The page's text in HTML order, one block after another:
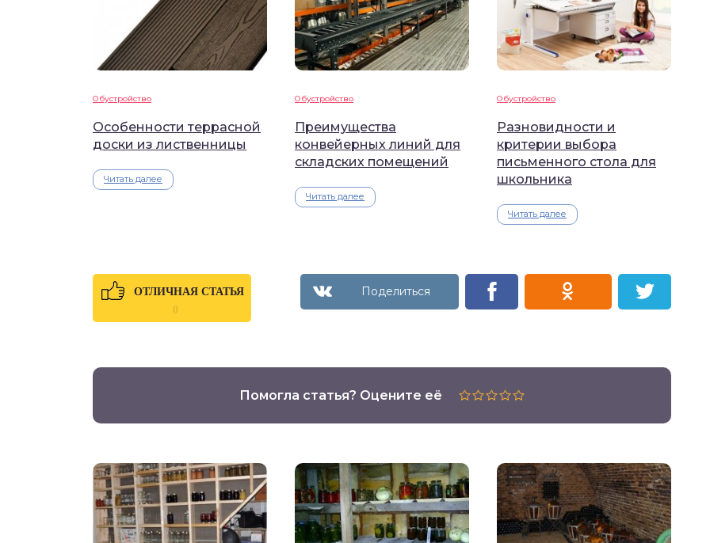
Обустройство
Особенности террасной
доски из лиственницы
Читать далее
Обустройство
Преимущества
конвейерных линий для
складских помещений
Читать далее
Обустройство
Разновидности и
критерии выбора
письменного стола для
школьника
Читать далее
ОТЛИЧНАЯ СТАТЬЯ
0
Помогла статья? Оцените её